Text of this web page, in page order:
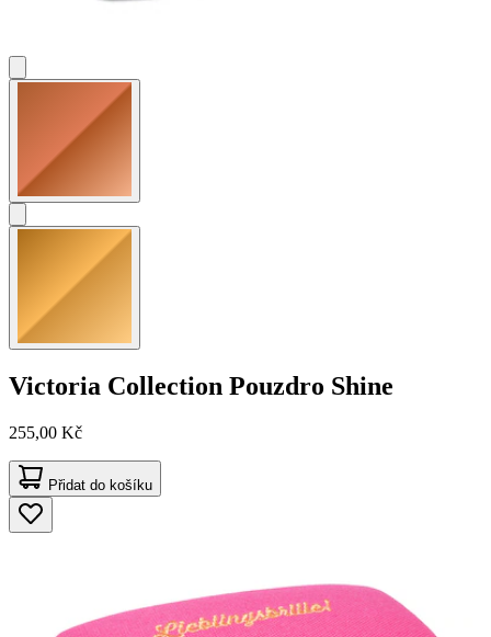
Victoria Collection Pouzdro Shine
255,00 Kč
Přidat do košíku